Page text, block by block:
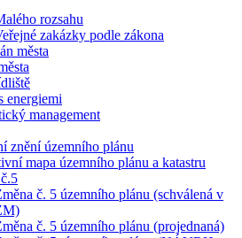
rozsahu
zakázky podle zákona
města
energiemi
management
znění územního plánu
mapa územního plánu a katastru
č. 5 územního plánu (schválená v
č. 5 územního plánu (projednaná)